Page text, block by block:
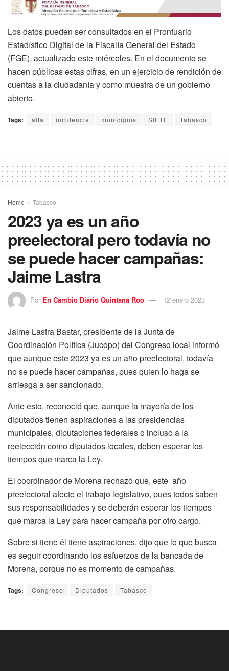
Los datos pueden ser consultados en el Prontuario
Estadístico Digital de la Fiscalía General del Estado
(FGE), actualizado este miércoles. En el documento se
hacen públicas estas cifras, en un ejercicio de rendición de
cuentas a la ciudadanía y como muestra de un gobierno
abierto.
Tags: alta incidencia municipios SIETE Tabasco
Home Tabasco
2023 ya es un año
preelectoral pero todavía no
se puede hacer campañas:
Jaime Lastra
Por En Cambio Diario Quintana Roo 12 enero 2023
Jaime Lastra Bastar, presidente de la Junta de
Coordinación Política (Jucopo) del Congreso local informó
que aunque este 2023 ya es un año preelectoral, todavía
no se puede hacer campañas, pues quien lo haga se
arriesga a ser sancionado.
Ante esto, reconoció que, aunque la mayoría de los
diputados tienen aspiraciones a las presidencias
municipales, diputaciones federales o incluso a la
reelección como diputados locales, deben esperar los
tiempos que marca la Ley.
El coordinador de Morena rechazó que, este año
preelectoral afecte el trabajo legislativo, pues todos saben
sus responsabilidades y se deberán esperar los tiempos
que marca la Ley para hacer campaña por otro cargo.
Sobre si tiene él tiene aspiraciones, dijo que lo que busca
es seguir coordinando los esfuerzos de la bancada de
Morena, porque no es momento de campañas.
Tags: Congreso Diputados Tabasco